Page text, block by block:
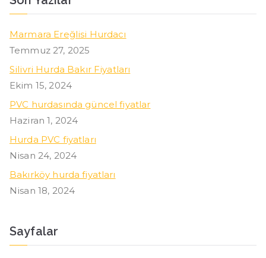
Marmara Ereğlisi Hurdacı
Temmuz 27, 2025
Silivri Hurda Bakır Fiyatları
Ekim 15, 2024
PVC hurdasında güncel fiyatlar
Haziran 1, 2024
Hurda PVC fiyatları
Nisan 24, 2024
Bakırköy hurda fiyatları
Nisan 18, 2024
Sayfalar